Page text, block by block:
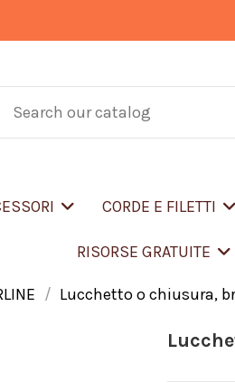
CORDE E FILETTI
RISORSE GRATUITE
Lucchetto o chiusura,